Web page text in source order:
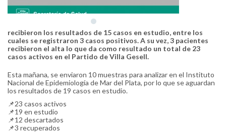
recibieron los resultados de 15 casos en estudio, entre los
cuales se registraron 3 casos positivos. A su vez, 3 pacientes
recibieron el alta lo que da como resultado un total de 23
casos activos en el Partido de Villa Gesell.
Esta mañana, se enviaron 10 muestras para analizar en el Instituto
Nacional de Epidemiología de Mar del Plata, por lo que se aguardan
los resultados de 19 casos en estudio.
📌23 casos activos
📌19 en estudio
📌12 descartados
📌3 recuperados